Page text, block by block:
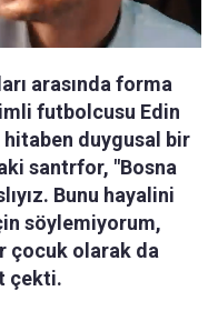
arasında forma
futbolcusu Edin
duygusal bir
santrfor, "Bosna
Bunu hayalini
söylemiyorum,
çocuk olarak da
çekti.